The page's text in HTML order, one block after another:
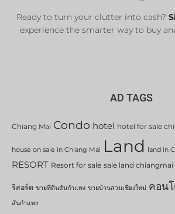
Ready to turn your clutter into cash?
experience the smarter way to buy
AD TAGS
Chiang Mai Condo hotel hotel for sale
house on sale in Chiang Mai Land land in
RESORT Resort for sale sale land chiangmai
รีสอร์ต ขายที่ดินสันกำแพง ขายบ้านสวนเชียงใหม่ คอน
สันกำแพง